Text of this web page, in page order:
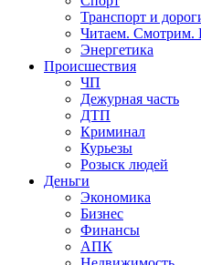
Транспорт и
Читаем. Смотрим.
Энергетика
Происшествия
ЧП
Дежурная часть
ДТП
Криминал
Курьезы
Розыск людей
Деньги
Экономика
Бизнес
Финансы
АПК